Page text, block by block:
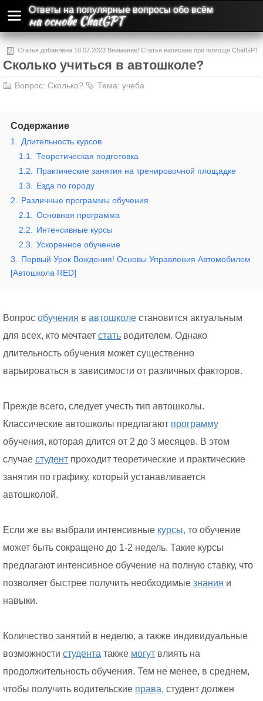
Ответы на популярные вопросы обо всём
на основе ChatGPT
Статья добавлена 10.07.2023 Внимание! Статья написана при помощи ChatGPT
и может содержать ошибки и неточности.
Сколько учиться в автошколе?
Вопрос: Сколько? Тема: учеба
Содержание
1.
Длительность курсов
1.1.
Теоретическая подготовка
1.2.
Практические занятия на тренировочной площадке
1.3.
Езда по городу
2.
Различные программы обучения
2.1.
Основная программа
2.2.
Интенсивные курсы
2.3.
Ускоренное обучение
3.
Первый Урок Вождения! Основы Управления Автомобилем
[Автошкола RED]
Вопрос обучения в автошколе становится актуальным
для всех, кто мечтает стать водителем. Однако
длительность обучения может существенно
варьироваться в зависимости от различных факторов.
Прежде всего, следует учесть тип автошколы.
Классические автошколы предлагают программу
обучения, которая длится от 2 до 3 месяцев. В этом
случае студент проходит теоретические и практические
занятия по графику, который устанавливается
автошколой.
Если же вы выбрали интенсивные курсы, то обучение
может быть сокращено до 1-2 недель. Такие курсы
предлагают интенсивное обучение на полную ставку, что
позволяет быстрее получить необходимые знания и
навыки.
Количество занятий в неделю, а также индивидуальные
возможности студента также могут влиять на
продолжительность обучения. Тем не менее, в среднем,
чтобы получить водительские права, студент должен